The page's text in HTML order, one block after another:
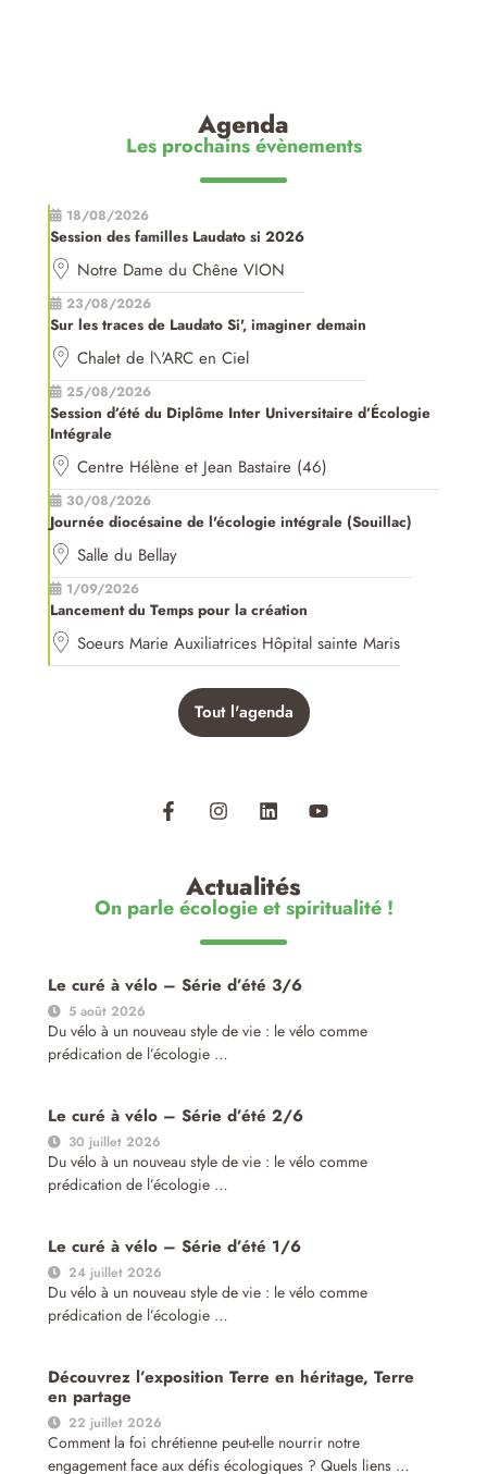
Agenda
Les prochains évènements
18/08/2026
Session des familles Laudato si 2026
Notre Dame du Chêne VION
23/08/2026
Sur les traces de Laudato Si', imaginer demain
Chalet de l\'ARC en Ciel
25/08/2026
Session d’été du Diplôme Inter Universitaire d’Écologie
Intégrale
Centre Hélène et Jean Bastaire (46)
30/08/2026
Journée diocésaine de l'écologie intégrale (Souillac)
Salle du Bellay
1/09/2026
Lancement du Temps pour la création
Soeurs Marie Auxiliatrices Hôpital sainte Maris
Tout l'agenda
Actualités
On parle écologie et spiritualité !
Le curé à vélo – Série d’été 3/6
5 août 2026
Du vélo à un nouveau style de vie : le vélo comme
prédication de l’écologie …
Le curé à vélo – Série d’été 2/6
30 juillet 2026
Du vélo à un nouveau style de vie : le vélo comme
prédication de l’écologie …
Le curé à vélo – Série d’été 1/6
24 juillet 2026
Du vélo à un nouveau style de vie : le vélo comme
prédication de l’écologie …
Découvrez l’exposition Terre en héritage, Terre
en partage
22 juillet 2026
Comment la foi chrétienne peut-elle nourrir notre
engagement face aux défis écologiques ? Quels liens …